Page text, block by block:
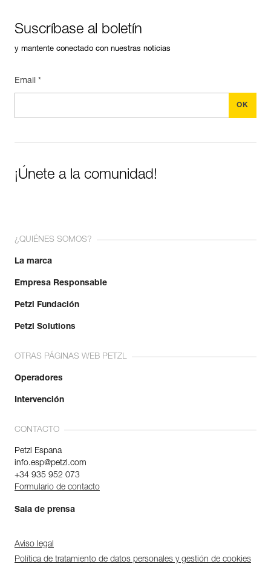
Suscríbase al boletín
y mantente conectado con nuestras noticias
Email *
¡Únete a la comunidad!
¿QUIÉNES SOMOS?
La marca
Empresa Responsable
Petzl Fundación
Petzl Solutions
OTRAS PÁGINAS WEB PETZL
Operadores
Intervención
CONTACTO
Petzl Espana
info.esp@petzl.com
+34 935 952 073
Formulario de contacto
Sala de prensa
Aviso legal
Política de tratamiento de datos personales y gestión de cookies